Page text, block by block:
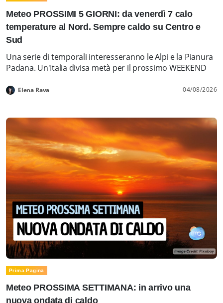
Meteo PROSSIMI 5 GIORNI: da venerdì 7 calo
temperature al Nord. Sempre caldo su Centro e
Sud
Una serie di temporali interesseranno le Alpi e la Pianura
Padana. Un'Italia divisa metà per il prossimo WEEKEND
Elena Rava 04/08/2026
Prima Pagina
Meteo PROSSIMA SETTIMANA: in arrivo una
nuova ondata di caldo